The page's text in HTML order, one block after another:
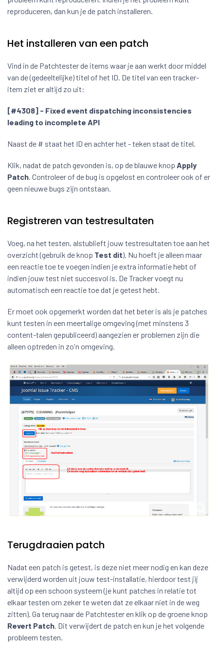
reproduceren, dan kun je de patch installeren.
Het installeren van een patch
Vind in de Patchtester de items waar je aan werkt door middel
van de (gedeeltelijke) titel of het ID. De titel van een tracker-
item ziet er altijd zo uit:
[#4308] - Fixed event dispatching inconsistencies
leading to incomplete API
Naast de # staat het ID en achter het - teken staat de titel.
Klik, nadat de patch gevonden is, op de blauwe knop Apply
Patch. Controleer of de bug is opgelost en controleer ook of er
geen nieuwe bugs zijn ontstaan.
Registreren van testresultaten
Voeg, na het testen, alstublieft jouw testresultaten toe aan het
overzicht (gebruik de knop Test dit). Nu hoeft je alleen maar
een reactie toe te voegen indien je extra informatie hebt of
indien jouw test niet succesvol is. De Tracker voegt nu
automatisch een reactie toe dat je getest hebt.
Er moet ook opgemerkt worden dat het beter is als je patches
kunt testen in een meertalige omgeving (met minstens 3
content-talen gepubliceerd) aangezien er problemen zijn die
alleen optreden in zo'n omgeving.
Terugdraaien patch
Nadat een patch is getest, is deze niet meer nodig en kan deze
verwijderd worden uit jouw test-installatie, hierdoor test jij
altijd op een schoon systeem (je kunt patches in relatie tot
elkaar testen om zeker te weten dat ze elkaar niet in de weg
zitten). Ga terug naar de Patchtester en klik op de groene knop
Revert Patch . Dit verwijdert de patch en kun je het volgende
probleem testen.